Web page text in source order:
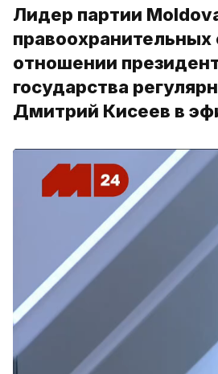
Лидер партии
отношении
государства
Дмитрий Кисеев в